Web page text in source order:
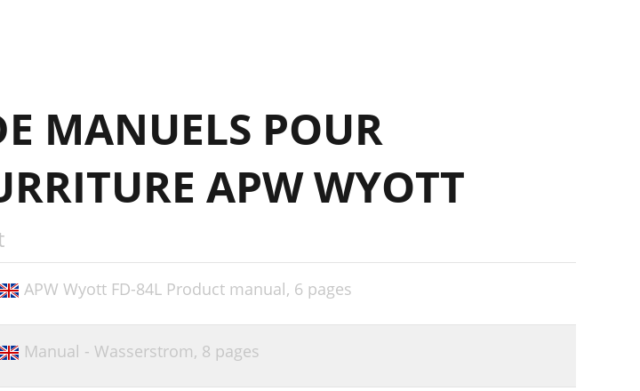
MANUELS POUR
APW WYOTT
APW Wyott FD-84L Product manual, 6 pages
Manual - Wasserstrom, 8 pages